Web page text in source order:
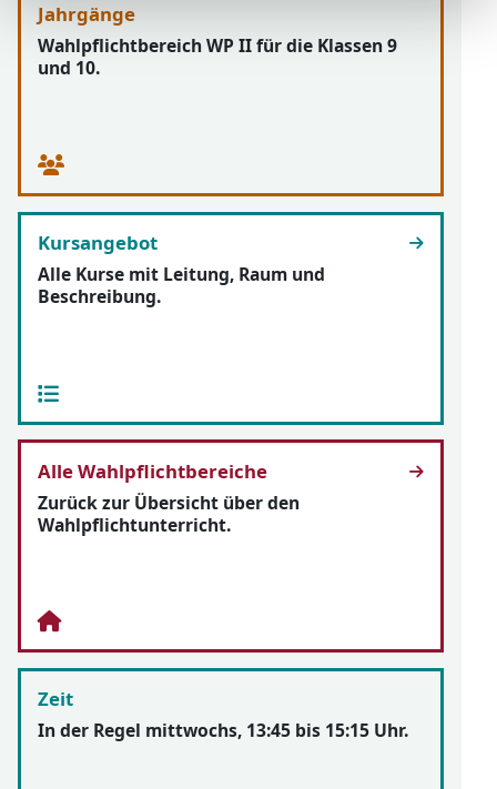
Jahrgänge
Wahlpflichtbereich WP II für die Klassen 9
und 10.
Kursangebot
Alle Kurse mit Leitung, Raum und
Beschreibung.
Alle Wahlpflichtbereiche
Zurück zur Übersicht über den
Wahlpflichtunterricht.
Zeit
In der Regel mittwochs, 13:45 bis 15:15 Uhr.